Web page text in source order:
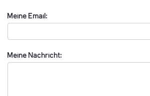
Meine Email:
Meine Nachricht: